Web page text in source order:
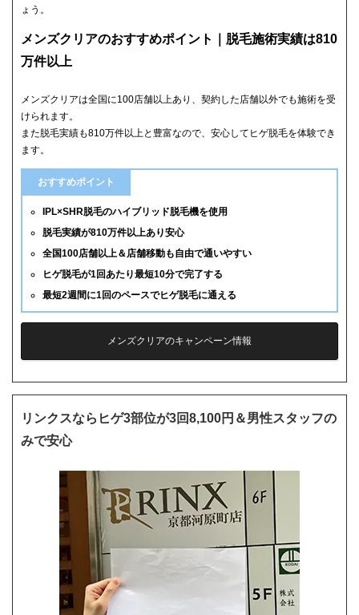
ょう。
メンズクリアのおすすめポイント｜脱毛施術実績は810
万件以上
メンズクリアは全国に100店舗以上あり、契約した店舗以外でも施術を受
けられます。
また脱毛実績も810万件以上と豊富なので、安心してヒゲ脱毛を体験でき
ます。
おすすめポイント
IPL×SHR脱毛のハイブリッド脱毛機を使用
脱毛実績が810万件以上あり安心
全国100店舗以上＆店舗移動も自由で通いやすい
ヒゲ脱毛が1回あたり最短10分で完了する
最短2週間に1回のペースでヒゲ脱毛に通える
メンズクリアのキャンペーン情報
リンクスならヒゲ3部位が3回8,100円＆男性スタッフの
みで安心